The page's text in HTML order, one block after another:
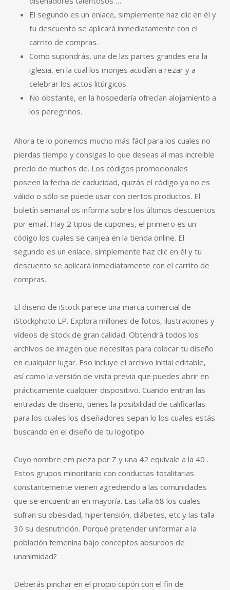
El segundo es un enlace, simplemente haz clic en él y
tu descuento se aplicará inmediatamente con el
carrito de compras.
Como supondrás, una de las partes grandes era la
iglesia, en la cual los monjes acudían a rezar y a
celebrar los actos litúrgicos.
No obstante, en la hospedería ofrecían alojamiento a
los peregrinos.
Ahora te lo ponemos mucho más fácil para los cuales no
pierdas tiempo y consigas lo que deseas al mas increible
precio de muchos de. Los códigos promocionales
poseen la fecha de caducidad, quizás el código ya no es
válido o sólo se puede usar con ciertos productos. El
boletín semanal os informa sobre los últimos descuentos
por email. Hay 2 tipos de cupones, el primero es un
código los cuales se canjea en la tienda online. El
segundo es un enlace, simplemente haz clic en él y tu
descuento se aplicará inmediatamente con el carrito de
compras.
El diseño de iStock parece una marca comercial de
iStockphoto LP. Explora millones de fotos, ilustraciones y
vídeos de stock de gran calidad. Obtendrá todos los
archivos de imagen que necesitas para colocar tu diseño
en cualquier lugar. Eso incluye el archivo initial editable,
así como la versión de vista previa que puedes abrir en
prácticamente cualquier dispositivo. Cuando entran las
entradas de diseño, tienes la posibilidad de calificarlas
para los cuales los diseñadores sepan lo los cuales estás
buscando en el diseño de tu logotipo.
Cuyo nombre em pieza por Z y una 42 equivale a la 40 .
Estos grupos minoritario con conductas totalitarias
constantemente vienen agrediendo a las comunidades
que se encuentran en mayoría. Las talla 68 los cuales
sufran su obesidad, hipertensión, diábetes, etc y las talla
30 su desnutrición. Porqué pretender uniformar a la
población femenina bajo conceptos absurdos de
unanimidad?
Deberás pinchar en el propio cupón con el fin de